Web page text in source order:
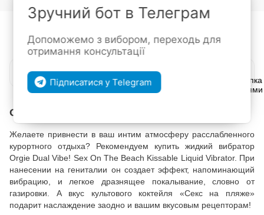
В избранное К сравнению
6 платежей по 126.00 грн
Описание
Желаете привнести в ваш интим атмосферу расслабленного
курортного отдыха? Рекомендуем купить жидкий вибратор
Orgie Dual Vibe! Sex On The Beach Kissable Liquid Vibrator. При
нанесении на гениталии он создает эффект, напоминающий
вибрацию, и легкое дразнящее покалывание, словно от
газировки. А вкус культового коктейля «Секс на пляже»
подарит наслаждение заодно и вашим вкусовым рецепторам!
Зручний бот в Телеграм
Допоможемо з вибором, переходь для
отримання консультації
Підписатися у Telegram